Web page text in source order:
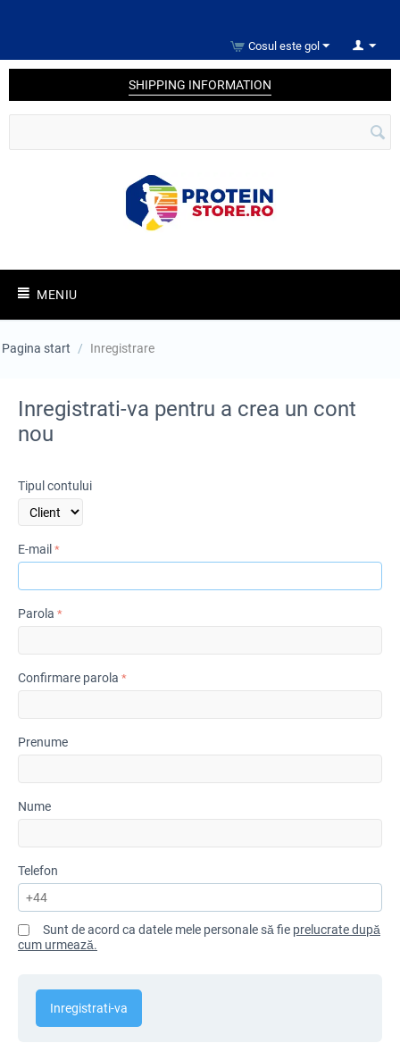
Cosul este gol
SHIPPING INFORMATION
MENIU
Pagina start / Inregistrare
Inregistrati-va pentru a crea un cont
nou
Tipul contului
E-mail
Parola
Confirmare parola
Prenume
Nume
Telefon
Sunt de acord ca datele mele personale să fie prelucrate după
cum urmează.
Inregistrati-va